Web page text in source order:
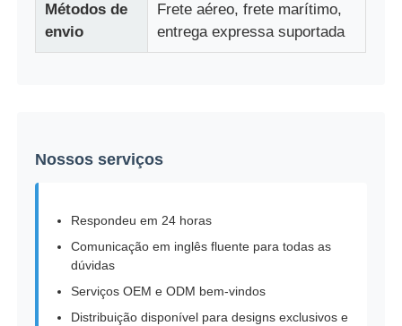
Métodos de
envio
Frete aéreo, frete marítimo,
entrega expressa suportada
Nossos serviços
Respondeu em 24 horas
Comunicação em inglês fluente para todas as
dúvidas
Serviços OEM e ODM bem-vindos
Distribuição disponível para designs exclusivos e